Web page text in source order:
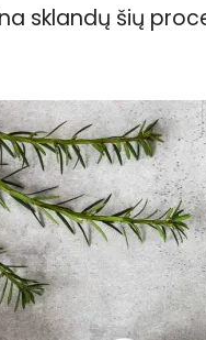
sklandų šių